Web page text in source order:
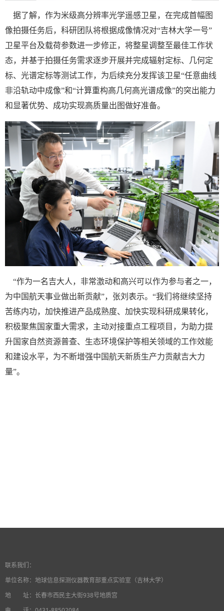
据了解，作为米级高分辨率光学遥感卫星，在完成首幅图
像拍摄任务后，科研团队将根据成像情况对“吉林大学一号”
卫星平台及载荷参数进一步修正，将整星调整至最佳工作状
态，并基于拍摄任务需求逐步开展并完成辐射定标、几何定
标、光谱定标等测试工作，为后续充分发挥该卫星“任意曲线
非沿轨动中成像”和“计算重构高几何高光谱成像”的突出能力
和显著优势、成功实现高质量出图做好准备。
“作为一名吉大人，非常激动和高兴可以作为参与者之一，
为中国航天事业做出新贡献”，张刘表示。“我们将继续坚持
苦练内功，加快推进产品成熟度、加快实现科研成果转化，
积极聚焦国家重大需求，主动对接重点工程项目，为助力提
升国家自然资源普查、生态环境保护等相关领域的工作效能
和建设水平，为不断增强中国航天新质生产力贡献吉大力
量”。
联系我们：
单位名称： 地球信息探测仪器教育部重点实验室（吉林大学）
地 址：长春市西民主大街938号地质宫